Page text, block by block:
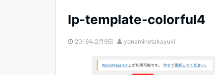
lp-template-colorful4
2016年2月9日 yonaminetakayuki